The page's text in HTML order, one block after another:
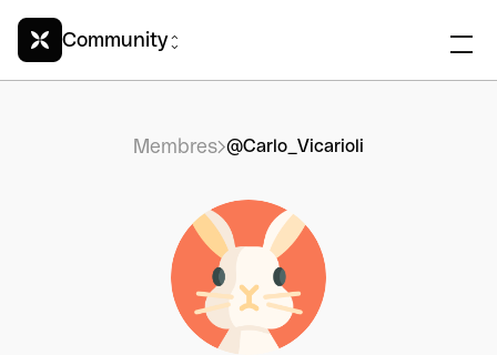
Community
Membres @Carlo_Vicarioli